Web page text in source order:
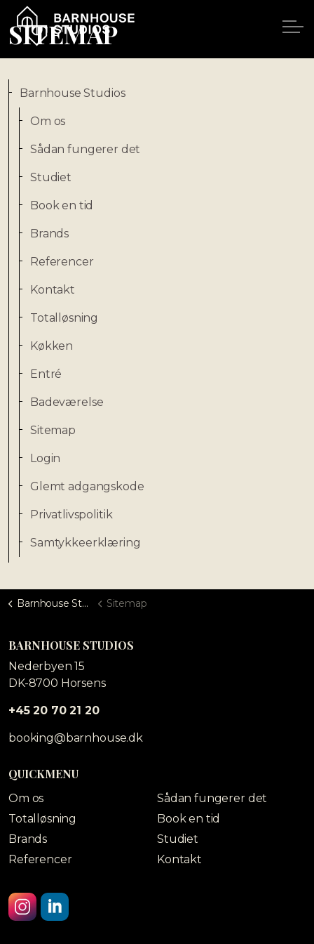
SITEMAP
Barnhouse Studios
Om os
Sådan fungerer det
Studiet
Book en tid
Brands
Referencer
Kontakt
Totalløsning
Køkken
Entré
Badeværelse
Sitemap
Login
Glemt adgangskode
Privatlivspolitik
Samtykkeerklæring
Barnhouse Studios Sitemap
BARNHOUSE STUDIOS
Nederbyen 15
DK-8700 Horsens
+45 20 70 21 20
booking@barnhouse.dk
QUICKMENU
Om os
Sådan fungerer det
Totalløsning
Book en tid
Brands
Studiet
Referencer
Kontakt